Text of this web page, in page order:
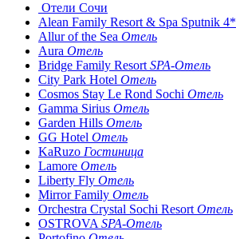
Отели Сочи
Alean Family Resort & Spa Sputnik 4*
Allur of the Sea Отель
Aura Отель
Bridge Family ResortSPA-Отель
City Park Hotel Отель
Cosmos Stay Le Rond Sochi Отель
Gamma Sirius Отель
Garden Hills Отель
GG Hotel Отель
KaRuzo Гостиница
Lamore Отель
Liberty Fly Отель
Mirror Family Отель
Orchestra Crystal Sochi ResortОтель
OSTROVASPA-Отель